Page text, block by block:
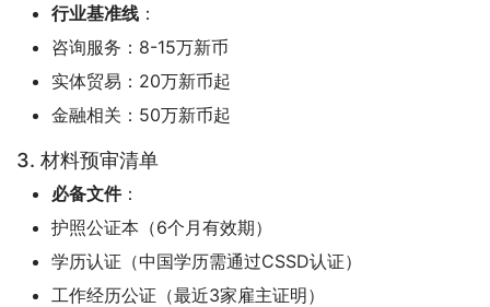
行业基准线 ：
咨询服务：8-15万新币
实体贸易：20万新币起
金融相关：50万新币起
3. 材料预审清单
必备文件：
护照公证本（6个月有效期）
学历认证（中国学历需通过CSSD认证）
工作经历公证（最近3家雇主证明）